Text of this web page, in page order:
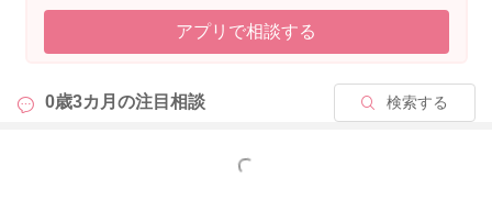
アプリで相談する
0歳3カ月の注目相談 検索する
もっと見る